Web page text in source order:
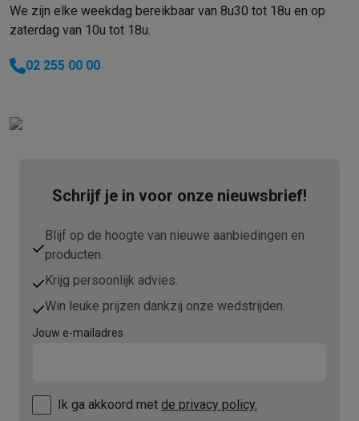
We zijn elke weekdag bereikbaar van 8u30 tot 18u en op
zaterdag van 10u tot 18u.
02 255 00 00
Schrijf je in voor onze nieuwsbrief!
Blijf op de hoogte van nieuwe aanbiedingen en
producten.
Krijg persoonlijk advies.
Win leuke prijzen dankzij onze wedstrijden.
Jouw e-mailadres
Ik ga akkoord met de privacy policy.